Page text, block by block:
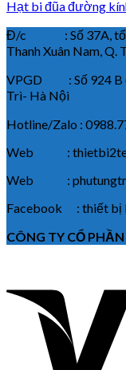
Hạt bi đũa đường
Đ/c : Số 37A, tổ 6,
Thanh Xuân Nam, Q.
VPGD : Số 924 B
Trì- Hà Nội
Hotline/Zalo :
Web :
Web :
Facebook : thiết bị
CÔNG TY CỔ